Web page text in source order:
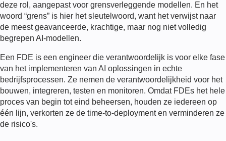
deze rol, aangepast voor grensverleggende modellen. En het
woord “grens” is hier het sleutelwoord, want het verwijst naar
de meest geavanceerde, krachtige, maar nog niet volledig
begrepen AI-modellen.
Een FDE is een engineer die verantwoordelijk is voor elke fase
van het implementeren van AI oplossingen in echte
bedrijfsprocessen. Ze nemen de verantwoordelijkheid voor het
bouwen, integreren, testen en monitoren. Omdat FDEs het hele
proces van begin tot eind beheersen, houden ze iedereen op
één lijn, verkorten ze de time-to-deployment en verminderen ze
de risico's.